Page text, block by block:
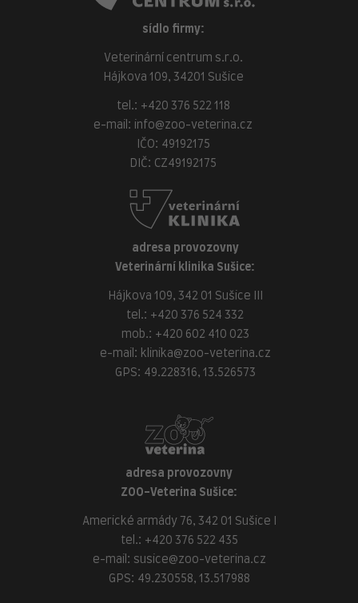
sídlo firmy:
Veterinární centrum s.r.o.
Hájkova 109, 34201 Sušice
tel.: +420 376 522 118
e-mail:
info@zoo-veterina.cz
IČO: 49192175
DIČ: CZ49192175
adresa provozovny
Veterinární klinika Sušice:
Hájkova 109, 342 01 Sušice III
tel.: +420 376 524 332
mob.: +420 602 410 023
e-mail: klinika@zoo-veterina.cz
GPS: 49.228316, 13.526573
adresa provozovny
ZOO-Veterina Sušice:
Americké armády 76, 342 01 Sušice I
tel.: +420 376 522 435
e-mail: susice@zoo-veterina.cz
GPS: 49.230558, 13.517988